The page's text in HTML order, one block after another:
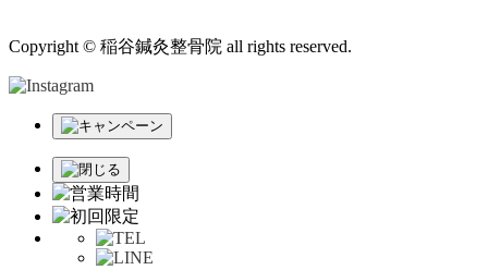
Copyright © 稲谷鍼灸整骨院 all rights reserved.